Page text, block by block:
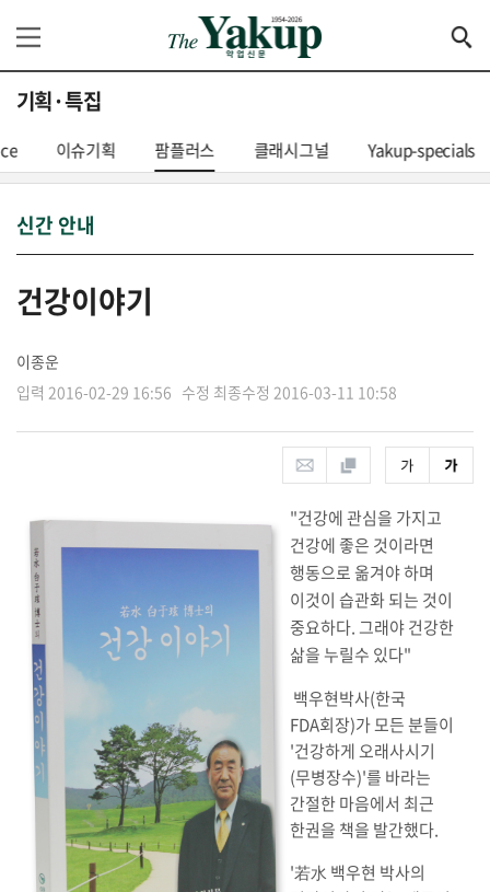
기획·특집
이슈기획 팜플러스 클래시그널 Yakup-specials
신간 안내
건강이야기
이종운
입력 2016-02-29 16:56 수정 최종수정 2016-03-11 10:58
"건강에 관심을 가지고
건강에 좋은 것이라면
행동으로 옮겨야 하며
이것이 습관화 되는 것이
중요하다. 그래야 건강한
삶을 누릴수 있다"
백우현박사(한국
FDA회장)가 모든 분들이
'건강하게 오래사시기
(무병장수)'를 바라는
간절한 마음에서 최근
한권을 책을 발간했다.
'若水 백우현 박사의